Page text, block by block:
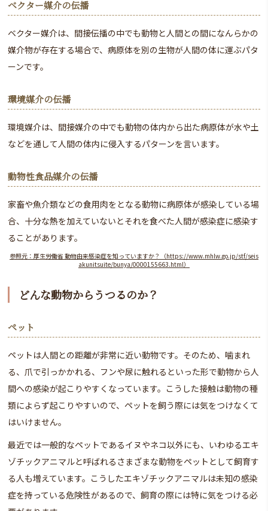
ベクター媒介の伝播
ベクター媒介は、間接伝播の中でも動物と人間との間になんらかの
媒介物が存在する場合で、病原体を別の生物が人間の体に運ぶパタ
ーンです。
環境媒介の伝播
環境媒介は、間接媒介の中でも動物の体内から出た病原体が水や土
などを通して人間の体内に侵入するパターンを言います。
動物性食品媒介の伝播
家畜や魚介類などの食用肉をとなる動物に病原体が感染している場
合、十分な熱を加えていないとそれを食べた人間が感染症に感染す
ることがあります。
参照元：厚生労働省 動物由来感染症を知っていますか？（https://www.mhlw.go.jp/stf/seis
akunitsuite/bunya/0000155663.html）
どんな動物からうつるのか？
ペット
ペットは人間との距離が非常に近い動物です。そのため、噛まれ
る、爪で引っかかれる、フンや尿に触れるといった形で動物から人
間への感染が起こりやすくなっています。こうした接触は動物の種
類によらず起こりやすいので、ペットを飼う際には気をつけなくて
はいけません。
最近では一般的なペットであるイヌやネコ以外にも、いわゆるエキ
ゾチックアニマルと呼ばれるさまざまな動物をペットとして飼育す
る人も増えています。こうしたエキゾチックアニマルは未知の感染
症を持っている危険性があるので、飼育の際には特に気をつける必